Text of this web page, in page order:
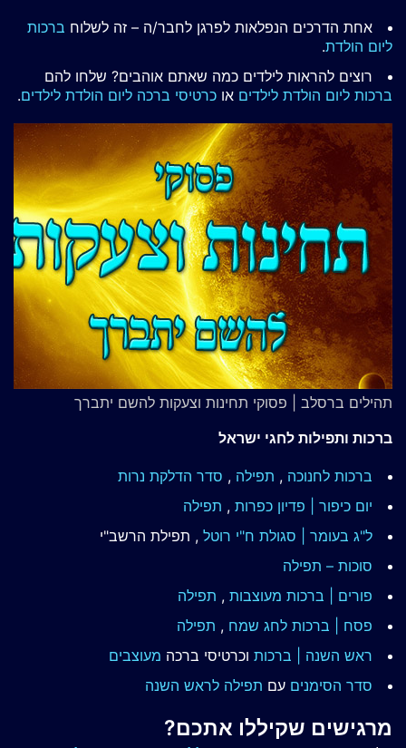
אחת הדרכים הנפלאות לפרגן לחבר/ה – זה לשלוח ברכות
ליום הולדת.
רוצים להראות לילדים כמה שאתם אוהבים? שלחו להם
ברכות ליום הולדת לילדים או כרטיסי ברכה ליום הולדת לילדים.
תהילים ברסלב | פסוקי תחינות וצעקות להשם יתברך
ברכות ותפילות לחגי ישראל
ברכות לחנוכה , תפילה , סדר הדלקת נרות
יום כיפור | פדיון כפרות , תפילה
ל"ג בעומר | סגולת ח"י רוטל , תפילת הרשב"י
סוכות – תפילה
פורים | ברכות מעוצבות , תפילה
פסח | ברכות לחג שמח , תפילה
ראש השנה | ברכות וכרטיסי ברכה מעוצבים
סדר הסימנים עם תפילה לראש השנה
מרגישים שקיללו אתכם?